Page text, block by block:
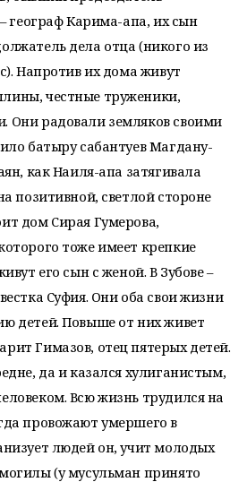
географ Карима-апа, их сын
дела отца (никого из
Напротив их дома живут
честные труженики,
Они радовали земляков своими
батыру сабантуев Магдану-
как Наиля-апа затягивала
позитивной, светлой стороне
дом Сирая Гумерова,
тоже имеет крепкие
его сын с женой. В Зубове –
Суфия. Они оба свои жизни
детей. Повыше от них живет
Гимазов, отец пятерых детей.
да и казался хулиганистым,
Всю жизнь трудился на
провожают умершего в
людей он, учит молодых
(у мусульман принято